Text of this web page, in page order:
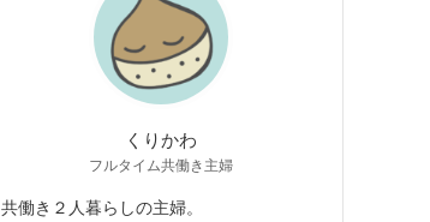
くりかわ
フルタイム共働き主婦
共働き２人暮らしの主婦。